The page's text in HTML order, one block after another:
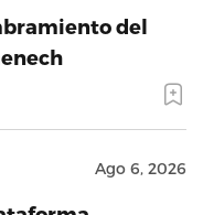
del
Ago 6, 2026